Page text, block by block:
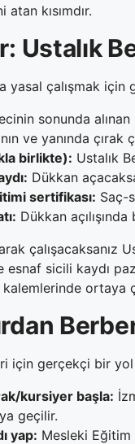
kısımdır.
Ustalık
yasal çalışmak
sonunda
ve yanında çırak
birlikte): Ustalık
Dükkan
sertifikası: Saç-
Dükkan
çalışacaksanız
esnaf sicili kaydı
kalemlerinde ortaya
için gerçekçi bir yol
kursiyer başla:
geçilir.
yap: Mesleki Eğitim